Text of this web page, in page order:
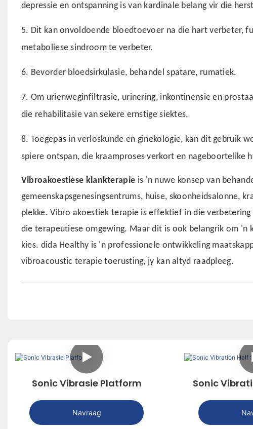
depressie en ontspanning is van kardinale belang vir die
5. Dit kan onvoldoende bloedtoevoer na die hart verbeter,
metaboliese sindroom te verbeter.
6. Bevorder bloedsirkulasie, behandel spatare, rumatiek.
7. Om urienweginfiltrasie, urinering, inkontinensie en
die rehabilitasie van sekere ernstige siektes.
8. Toegepas in verloskunde en ginekologie, kan dit gebruik
spiere ontspan, die kraamproses verkort en nageboortelike
Vibroakoestiese klankterapie is 'n nuwe konsep van
gemeenskapsgenesingsentrums, huise, skoonheidsalonne,
plekke. Vibro akoestiek terapie is effektief in die
die terapeutiese omgewing. Maar dit is ook belangrik om
kies. dida Healthy is 'n professionele ontwikkeling
vibroacoustic terapie toerusting, jy kan altyd raadpleeg.
Sonic Vibrasie Platform
Navraag
Sonic